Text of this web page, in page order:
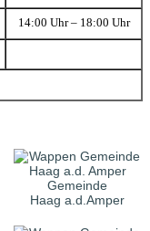
14:00 Uhr – 18:00 Uhr
Gemeinde
Haag a.d.Amper